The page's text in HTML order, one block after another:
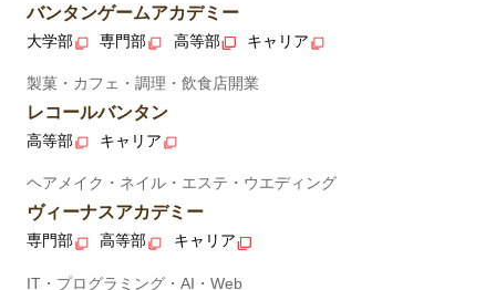
バンタンゲームアカデミー
大学部 専門部 高等部 キャリア
製菓・カフェ・調理・飲食店開業
レコールバンタン
高等部 キャリア
ヘアメイク・ネイル・エステ・ウエディング
ヴィーナスアカデミー
専門部 高等部 キャリア
IT・プログラミング・AI・Web